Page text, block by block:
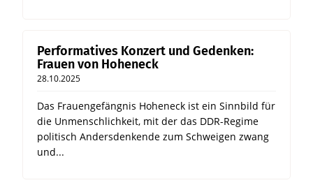
Performatives Konzert und Gedenken:
Frauen von Hoheneck
28.10.2025
Das Frauengefängnis Hoheneck ist ein Sinnbild für
die Unmenschlichkeit, mit der das DDR-Regime
politisch Andersdenkende zum Schweigen zwang
und...